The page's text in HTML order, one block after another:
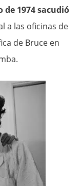
de 1974 sacudió
a las oficinas de
de Bruce en